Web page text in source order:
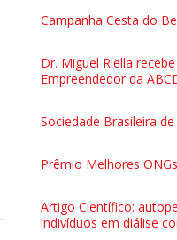
Campanha Cesta do
Dr. Miguel Riella
Empreendedor da
Sociedade Brasileira
Prêmio Melhores
Artigo Científico:
indivíduos em diálise